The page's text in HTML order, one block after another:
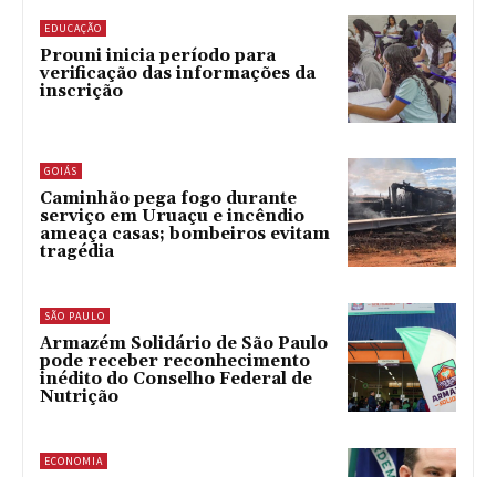
EDUCAÇÃO
Prouni inicia período para
verificação das informações da
inscrição
GOIÁS
Caminhão pega fogo durante
serviço em Uruaçu e incêndio
ameaça casas; bombeiros evitam
tragédia
SÃO PAULO
Armazém Solidário de São Paulo
pode receber reconhecimento
inédito do Conselho Federal de
Nutrição
ECONOMIA